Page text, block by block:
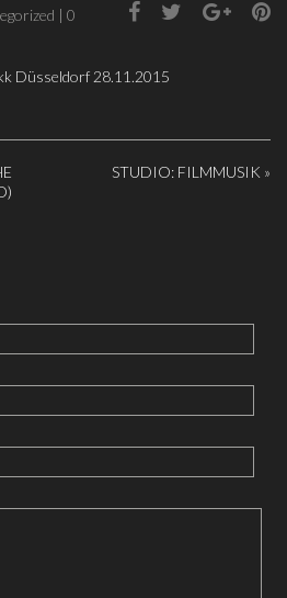
| 0
Düsseldorf 28.11.2015
STUDIO: FILMMUSIK »